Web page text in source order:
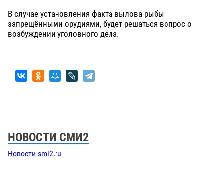
В случае установления факта вылова рыбы
запрещёнными орудиями, будет решаться вопрос о
возбуждении уголовного дела.
НОВОСТИ СМИ2
Новости smi2.ru